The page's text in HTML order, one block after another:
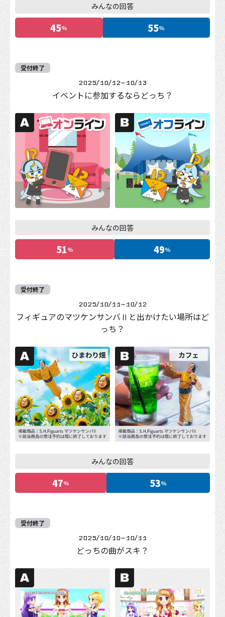
みんなの回答
45% 55%
受付終了
2025/10/12~ 10/13
イベントに参加するならどっち？
みんなの回答
51% 49%
受付終了
2025/10/11~ 10/12
フィギュアのマツケンサンバⅡと出かけたい場所はど
っち？
みんなの回答
47% 53%
受付終了
2025/10/10~ 10/11
どっちの曲がスキ？